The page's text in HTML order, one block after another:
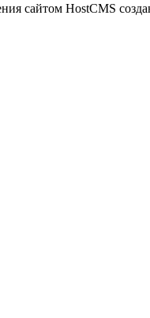
сайтом HostCMS